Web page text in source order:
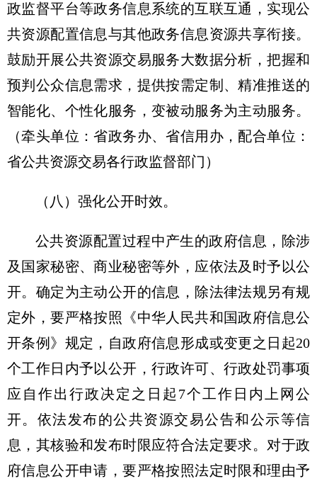
政监督平台等政务信息系统的互联互通，实现公
共资源配置信息与其他政务信息资源共享衔接。
鼓励开展公共资源交易服务大数据分析，把握和
预判公众信息需求，提供按需定制、精准推送的
智能化、个性化服务，变被动服务为主动服务。
（牵头单位：省政务办、省信用办，配合单位：
省公共资源交易各行政监督部门）
（八）强化公开时效。
公共资源配置过程中产生的政府信息，除涉
及国家秘密、商业秘密等外，应依法及时予以公
开。确定为主动公开的信息，除法律法规另有规
定外，要严格按照《中华人民共和国政府信息公
开条例》规定，自政府信息形成或变更之日起20
个工作日内予以公开，行政许可、行政处罚事项
应自作出行政决定之日起7个工作日内上网公
开。依法发布的公共资源交易公告和公示等信
息，其核验和发布时限应符合法定要求。对于政
府信息公开申请，要严格按照法定时限和理由予